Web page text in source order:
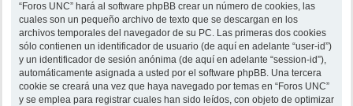
“Foros UNC” hará al software phpBB crear un número de cookies, las
cuales son un pequeño archivo de texto que se descargan en los
archivos temporales del navegador de su PC. Las primeras dos cookies
sólo contienen un identificador de usuario (de aquí en adelante “user-id”)
y un identificador de sesión anónima (de aquí en adelante “session-id”),
automáticamente asignada a usted por el software phpBB. Una tercera
cookie se creará una vez que haya navegado por temas en “Foros UNC”
y se emplea para registrar cuales han sido leídos, con objeto de optimizar